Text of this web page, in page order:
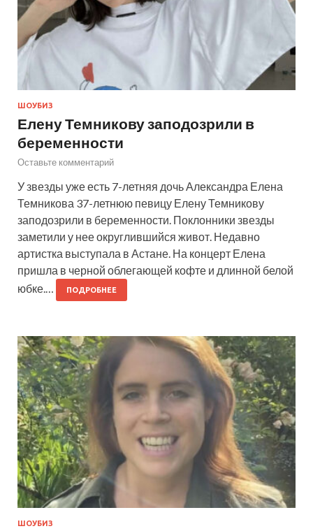
ШОУБИЗ
Елену Темникову заподозрили в
беременности
Оставьте комментарий
У звезды уже есть 7-летняя дочь Александра Елена
Темникова 37-летнюю певицу Елену Темникову
заподозрили в беременности. Поклонники звезды
заметили у нее округлившийся живот. Недавно
артистка выступала в Астане. На концерт Елена
пришла в черной облегающей кофте и длинной белой
юбке.…
ПОДРОБНЕЕ
ШОУБИЗ